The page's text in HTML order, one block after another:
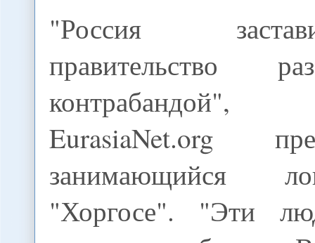
"Россия
правительство
EurasiaNet.org
занимающийся
"Хоргосе". "Эти